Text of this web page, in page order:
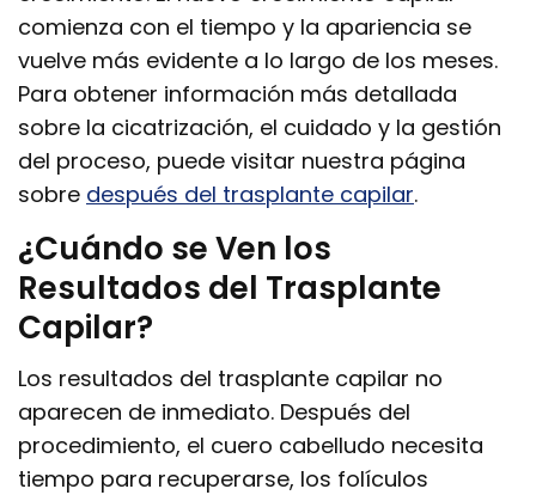
comienza con el tiempo y la apariencia se
vuelve más evidente a lo largo de los meses.
Para obtener información más detallada
sobre la cicatrización, el cuidado y la gestión
del proceso, puede visitar nuestra página
sobre después del trasplante capilar.
¿Cuándo se Ven los
Resultados del Trasplante
Capilar?
Los resultados del trasplante capilar no
aparecen de inmediato. Después del
procedimiento, el cuero cabelludo necesita
tiempo para recuperarse, los folículos